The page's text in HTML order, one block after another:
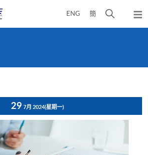
ENG 簡
開
彈
出
29 7月 2024(星期一)